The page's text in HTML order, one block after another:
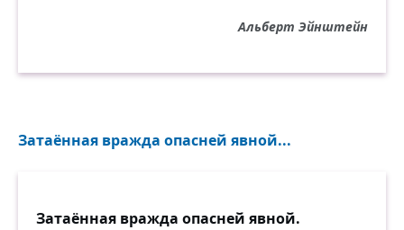
Альберт Эйнштейн
Затаённая вражда опасней явной...
Затаённая вражда опасней явной.